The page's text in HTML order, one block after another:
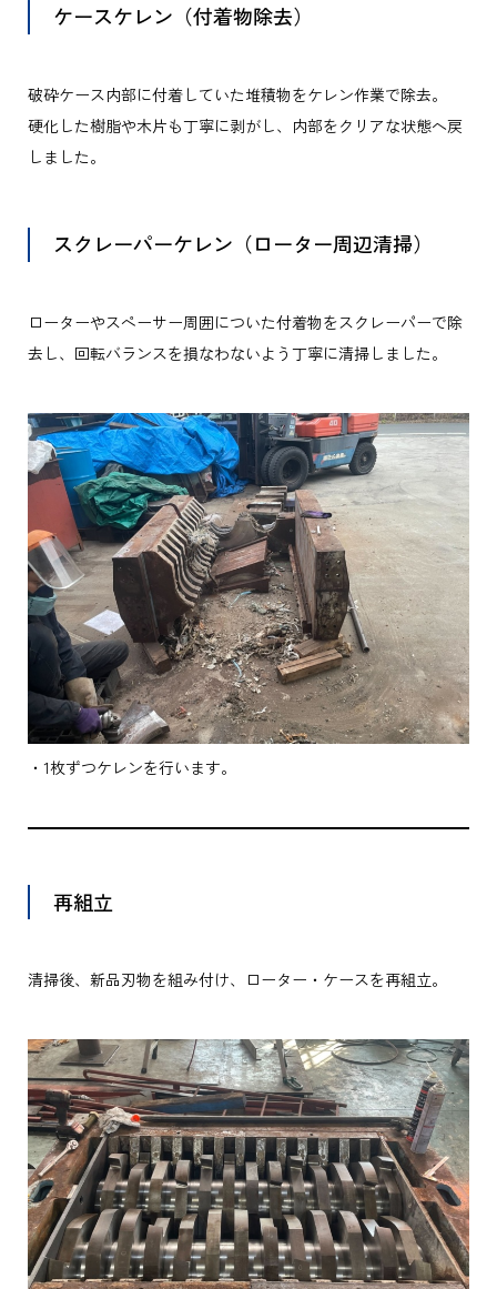
ケースケレン（付着物除去）
破砕ケース内部に付着していた堆積物をケレン作業で除去。
硬化した樹脂や木片も丁寧に剥がし、内部をクリアな状態へ戻
しました。
スクレーパーケレン（ローター周辺清掃）
ローターやスペーサー周囲についた付着物をスクレーパーで除
去し、回転バランスを損なわないよう丁寧に清掃しました。
・1枚ずつケレンを行います。
再組立
清掃後、新品刃物を組み付け、ローター・ケースを再組立。